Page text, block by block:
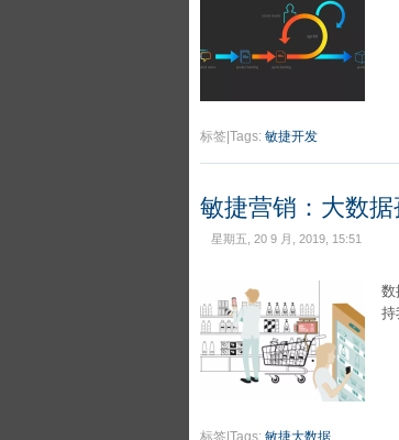
标签|Tags: 敏捷开发
敏捷营销：大数
星期五, 20 9 月, 2019, 15:51
数
持
标签|Tags: 敏捷大数据